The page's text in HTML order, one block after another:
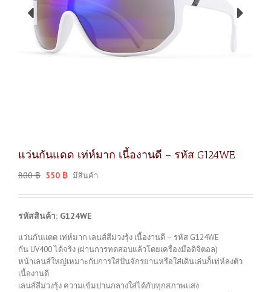
แว่นกันแดด เท่ห์มาก เนื้องานดี – รหัส G124WE
800฿ 550 ฿ มีสินค้า
รหัสสินค้า: G124WE
แว่นกันแดด เท่ห์มาก เลนส์สีม่วงรุ้ง เนื้องานดี – รหัส G124WE
กัน UV400 ได้จริง (ผ่านการทดสอบแล้วโดยเครื่องมือดิจิตอล)
หน้าเลนส์ใหญ่เหมาะกับการใส่ปั่นจักรยานหรือใส่เดินเล่นก็เท่ห์ลงตัว
เนื้องานดี
เลนส์สีม่วงรุ้ง ความเข้มปานกลางใส่ได้กับทุกสภาพแสง